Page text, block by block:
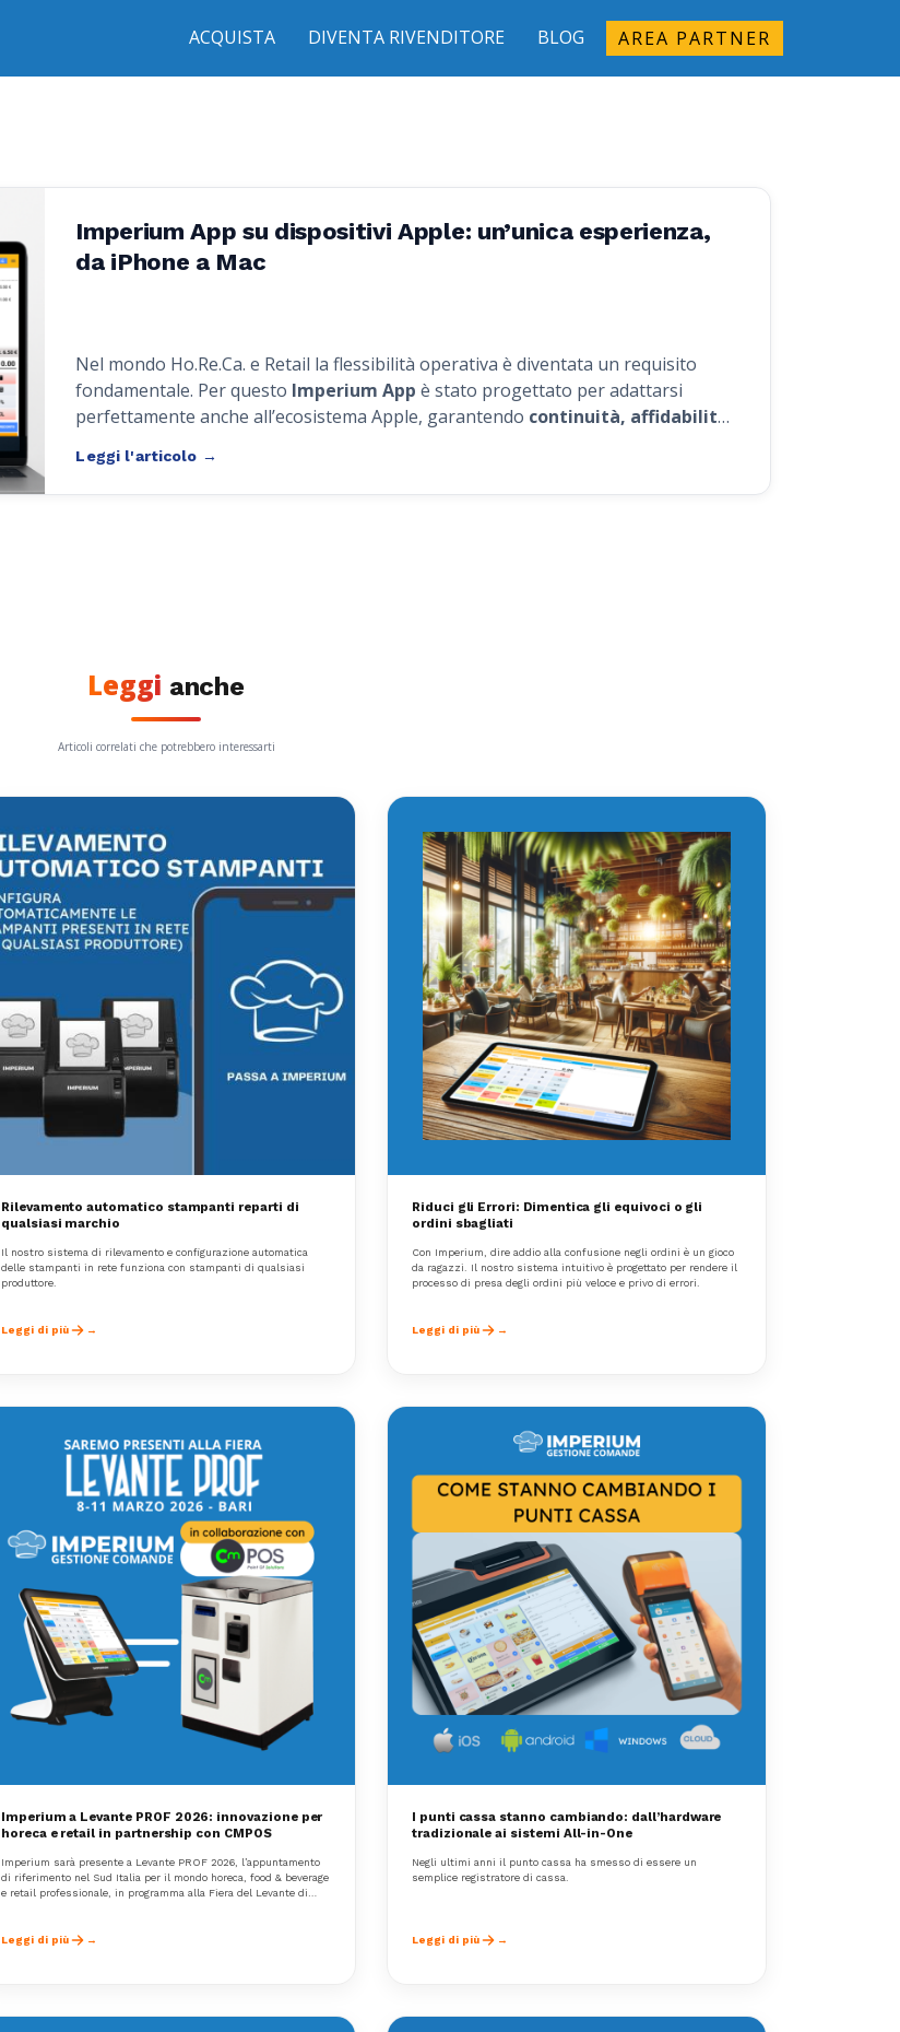
ACQUISTA DIVENTA RIVENDITORE BLOG AREA PARTNER
Imperium App su dispositivi Apple: un’unica esperienza,
da iPhone a Mac
Nel mondo Ho.Re.Ca. e Retail la flessibilità operativa è diventata un requisito
fondamentale. Per questo Imperium App è stato progettato per adattarsi
perfettamente anche all’ecosistema Apple, garantendo continuità, affidabilità
Leggi anche
Articoli correlati che potrebbero interessarti
Rilevamento automatico stampanti reparti di
qualsiasi marchio
Il nostro sistema di rilevamento e configurazione automatica
delle stampanti in rete funziona con stampanti di qualsiasi
produttore.
Leggi di più
Riduci gli Errori: Dimentica gli equivoci o gli
ordini sbagliati
Con Imperium, dire addio alla confusione negli ordini è un gioco
da ragazzi. Il nostro sistema intuitivo è progettato per rendere il
processo di presa degli ordini più veloce e privo di errori.
Leggi di più
Imperium a Levante PROF 2026: innovazione per
horeca e retail in partnership con CMPOS
Imperium sarà presente a Levante PROF 2026, l’appuntamento
di riferimento nel Sud Italia per il mondo horeca, food & beverage
e retail professionale, in programma alla Fiera del Levante di
Leggi di più
I punti cassa stanno cambiando: dall’hardware
tradizionale ai sistemi All-in-One
Negli ultimi anni il punto cassa ha smesso di essere un
semplice registratore di cassa.
Leggi di più